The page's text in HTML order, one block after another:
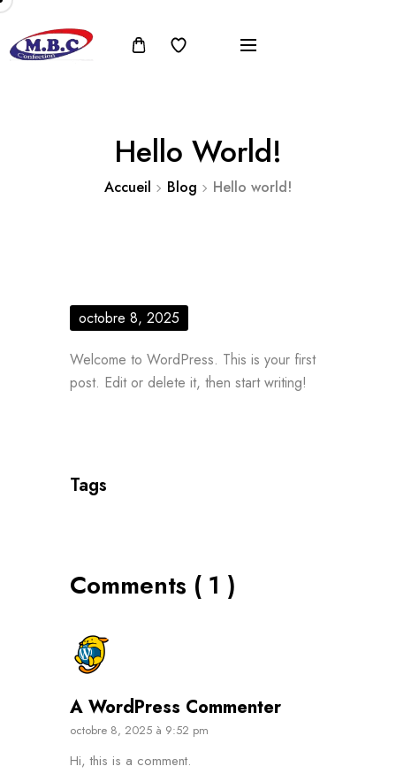
Hello World!
Accueil Blog Hello world!
octobre 8, 2025
Welcome to WordPress. This is your first
post. Edit or delete it, then start writing!
Tags
Comments ( 1 )
A WordPress Commenter
octobre 8, 2025 à 9:52 pm
Hi, this is a comment.